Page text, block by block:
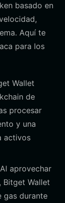
basado en
Aquí te
para los
Wallet
de
procesar
y una
activos
Al aprovechar
Bitget Wallet
gas durante